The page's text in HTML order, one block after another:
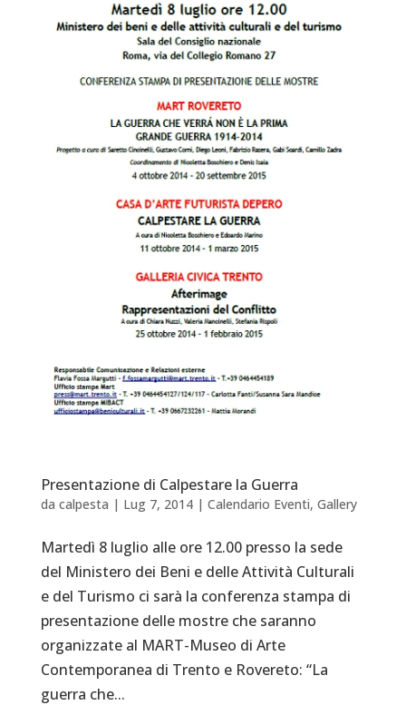
Presentazione di Calpestare la Guerra
da calpesta | Lug 7, 2014| Calendario Eventi, Gallery
Martedì 8 luglio alle ore 12.00 presso la sede
del Ministero dei Beni e delle Attività Culturali
e del Turismo ci sarà la conferenza stampa di
presentazione delle mostre che saranno
organizzate al MART-Museo di Arte
Contemporanea di Trento e Rovereto: “La
guerra che...